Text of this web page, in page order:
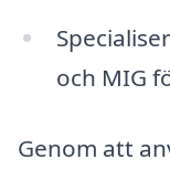
och MIG
Genom att